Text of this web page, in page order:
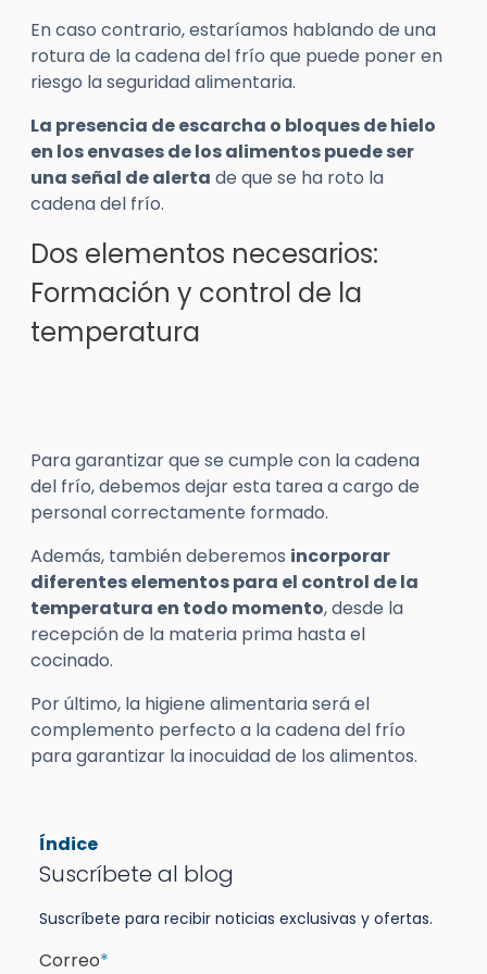
En caso contrario, estaríamos hablando de una
rotura de la cadena del frío que puede poner en
riesgo la seguridad alimentaria.
La presencia de escarcha o bloques de hielo
en los envases de los alimentos puede ser
una señal de alerta de que se ha roto la
cadena del frío.
Dos elementos necesarios:
Formación y control de la
temperatura
Para garantizar que se cumple con la cadena
del frío, debemos dejar esta tarea a cargo de
personal correctamente formado.
Además, también deberemos incorporar
diferentes elementos para el control de la
temperatura en todo momento, desde la
recepción de la materia prima hasta el
cocinado.
Por último, la higiene alimentaria será el
complemento perfecto a la cadena del frío
para garantizar la inocuidad de los alimentos.
Índice
Suscríbete al blog
Suscríbete para recibir noticias exclusivas y ofertas.
Correo*